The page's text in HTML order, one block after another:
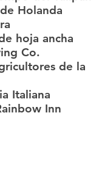
Holanda
hoja ancha
Co.
de la
Italiana
Inn